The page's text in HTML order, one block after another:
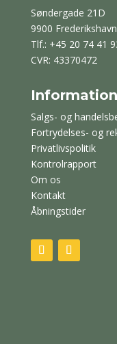
Søndergade 21D
9900 Frederikshavn
Tlf.: +45 20 74 41
CVR: 43370472
Information
Salgs- og
Fortrydelses- og
Privatlivspolitik
Kontrolrapport
Om os
Kontakt
Åbningstider